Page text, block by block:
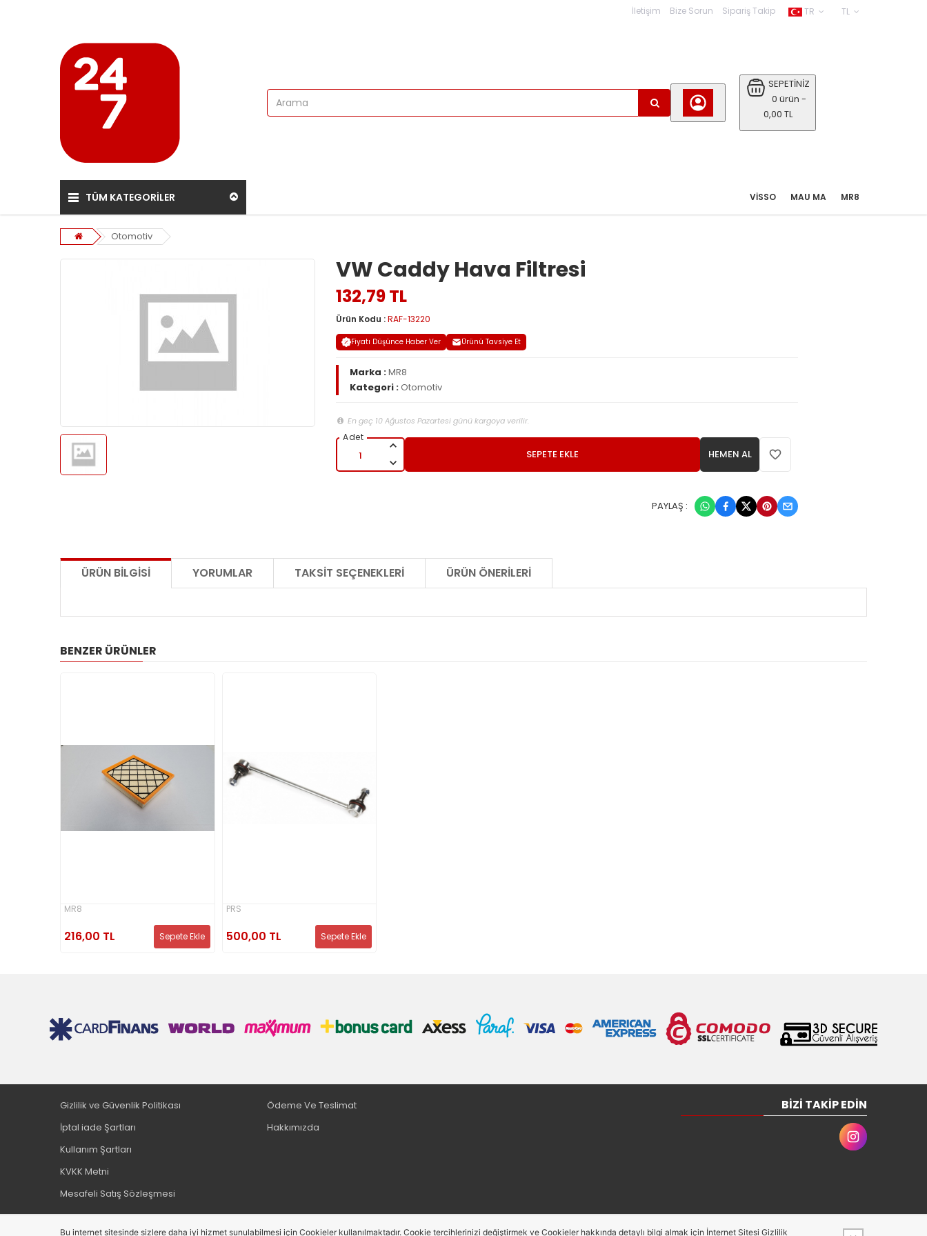
İletişim Bize Sorun Sipariş Takip TR TL
SEPETİNİZ
0 ürün -
0,00 TL
TÜM KATEGORİLER MR8
MAU MA
VISSO
Otomotiv
VW Caddy Hava Filtresi
132,79 TL
Ürün Kodu :RAF-13220
Fiyatı Düşünce Haber Ver Ürünü Tavsiye Et
Marka :MR8
Kategori :Otomotiv
En geç 10 Ağustos Pazartesi günü kargoya verilir.
SEPETE EKLE HEMEN AL
PAYLAŞ :
ÜRÜN BILGISI YORUMLAR TAKSIT SEÇENEKLERI ÜRÜN ÖNERILERI
BENZER ÜRÜNLER
MR8
216,00 TL Sepete Ekle
PRS
500,00 TL Sepete Ekle
Gizlilik ve Güvenlik Politikası
İptal iade Şartları
Kullanım Şartları
KVKK Metni
Mesafeli Satış Sözleşmesi
Ödeme Ve Teslimat
Hakkımızda
BIZI TAKIP EDIN
Bu internet sitesinde sizlere daha iyi hizmet sunulabilmesi için Cookieler kullanılmaktadır. Cookie tercihlerinizi değiştirmek ve Cookieler hakkında detaylı bilgi almak için İnternet Sitesi Gizlilik